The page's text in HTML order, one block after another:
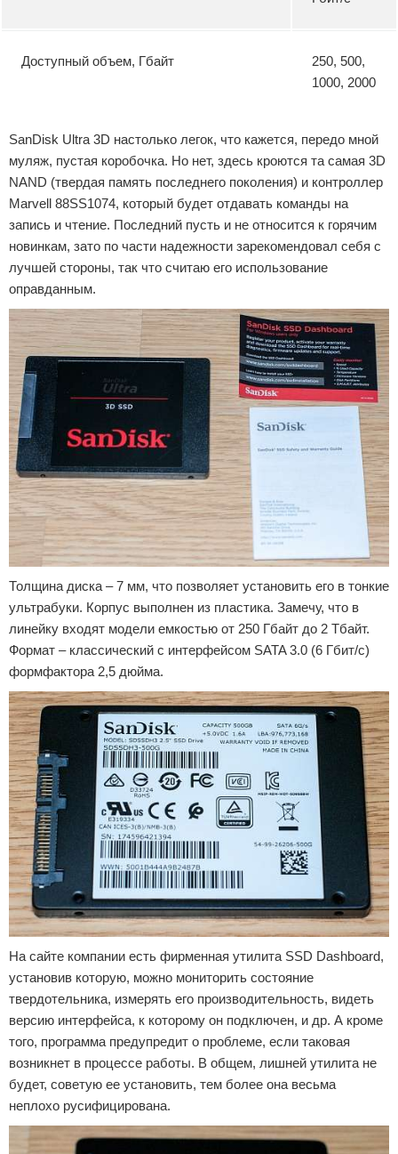
Доступный объем, Гбайт
250, 500,
1000, 2000
SanDisk Ultra 3D настолько легок, что кажется, передо мной
муляж, пустая коробочка. Но нет, здесь кроются та самая 3D
NAND (твердая память последнего поколения) и контроллер
Marvell 88SS1074, который будет отдавать команды на
запись и чтение. Последний пусть и не относится к горячим
новинкам, зато по части надежности зарекомендовал себя с
лучшей стороны, так что считаю его использование
оправданным.
Толщина диска – 7 мм, что позволяет установить его в тонкие
ультрабуки. Корпус выполнен из пластика. Замечу, что в
линейку входят модели емкостью от 250 Гбайт до 2 Тбайт.
Формат – классический с интерфейсом SATA 3.0 (6 Гбит/с)
формфактора 2,5 дюйма.
На сайте компании есть фирменная утилита SSD Dashboard,
установив которую, можно мониторить состояние
твердотельника, измерять его производительность, видеть
версию интерфейса, к которому он подключен, и др. А кроме
того, программа предупредит о проблеме, если таковая
возникнет в процессе работы. В общем, лишней утилита не
будет, советую ее установить, тем более она весьма
неплохо русифицирована.